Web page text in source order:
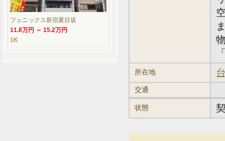
所在地
交通
状態
フェニックス新宿夏目坂
11.8万円 ～ 15.2万円
1K